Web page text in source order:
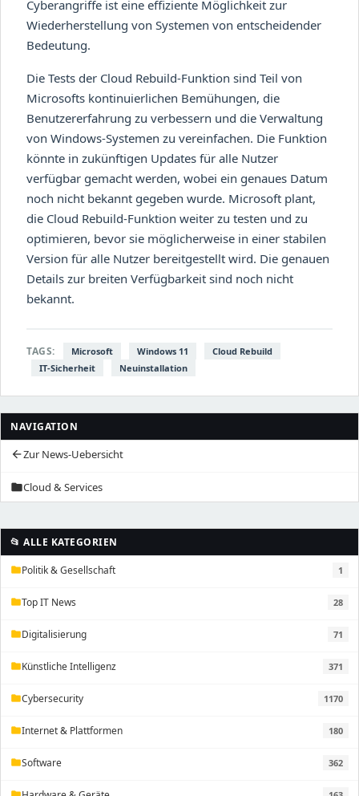
NAVIGATION
arrow_backZur News-Uebersicht
folderCloud & Services
📂 ALLE KATEGORIEN
folderPolitik & Gesellschaft 1
folderTop IT News 28
folderDigitalisierung 71
folderKünstliche Intelligenz 371
folderCybersecurity 1170
folderInternet & Plattformen 180
folderSoftware 362
Cyberangriffe ist eine effiziente Möglichkeit zur
Wiederherstellung von Systemen von entscheidender
Bedeutung.
Die Tests der Cloud Rebuild-Funktion sind Teil von
Microsofts kontinuierlichen Bemühungen, die
Benutzererfahrung zu verbessern und die Verwaltung
von Windows-Systemen zu vereinfachen. Die Funktion
könnte in zukünftigen Updates für alle Nutzer
verfügbar gemacht werden, wobei ein genaues Datum
noch nicht bekannt gegeben wurde. Microsoft plant,
die Cloud Rebuild-Funktion weiter zu testen und zu
optimieren, bevor sie möglicherweise in einer stabilen
Version für alle Nutzer bereitgestellt wird. Die genauen
Details zur breiten Verfügbarkeit sind noch nicht
bekannt.
TAGS: Microsoft Windows 11
Cloud Rebuild
IT-Sicherheit
Neuinstallation